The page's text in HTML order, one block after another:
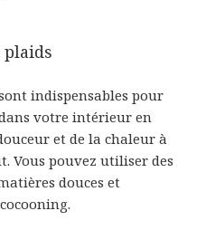
plaids
indispensables pour
votre intérieur en
et de la chaleur à
Vous pouvez utiliser des
douces et